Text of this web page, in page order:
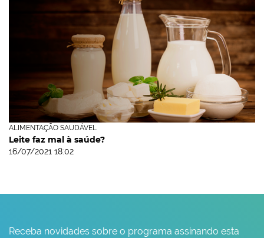
ALIMENTAÇÃO SAUDÁVEL
Leite faz mal à saúde?
16/07/2021 18:02
Receba novidades sobre o programa assinando esta